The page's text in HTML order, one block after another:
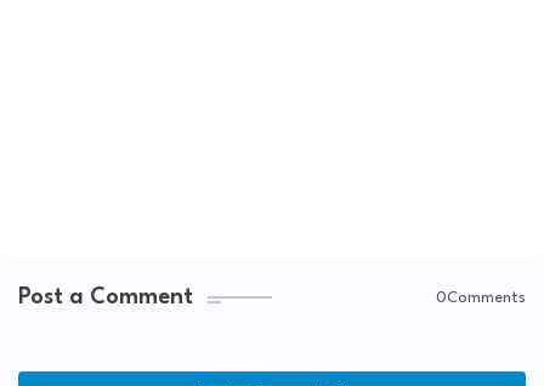
Post a Comment 0Comments